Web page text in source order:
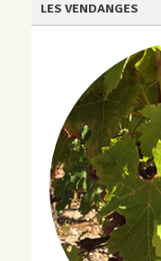
LES VENDANGES